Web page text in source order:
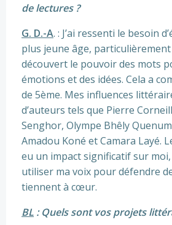
de lectures ?
G. D.-A. : J’ai ressenti le besoin
plus jeune âge, particulièrement
découvert le pouvoir des mots
émotions et des idées. Cela a
de 5ème. Mes influences
d’auteurs tels que Pierre
Senghor, Olympe Bhêly
Amadou Koné et Camara Layé.
eu un impact significatif sur moi,
utiliser ma voix pour défendre
tiennent à cœur.
BL : Quels sont vos projets